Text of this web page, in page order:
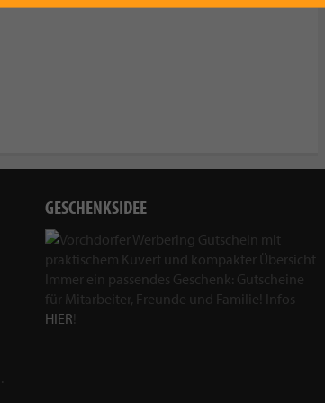
GESCHENKSIDEE
Immer ein passendes Geschenk: Gutscheine
für Mitarbeiter, Freunde und Familie! Infos
HIER!